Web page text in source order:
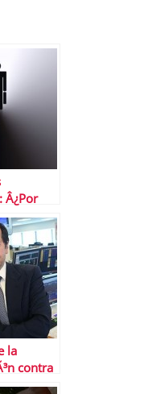
Â¿Por
en su
la
contra
para